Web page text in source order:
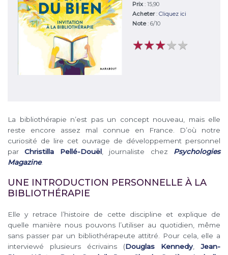
Prix: 15,90
Acheter:Cliquez ici
Note:6/10
★★★★★
★★★★★
La bibliothérapie n’est pas un concept nouveau, mais elle
reste encore assez mal connue en France. D’où notre
curiosité de lire cet ouvrage de développement personnel
parChristilla Pellé-Douël, journaliste chez Psychologies
Magazine.
UNE INTRODUCTION PERSONNELLE À LA
BIBLIOTHÉRAPIE
Elle y retrace l’histoire de cette discipline et explique de
quelle manière nous pouvons l’utiliser au quotidien, même
sans passer par un bibliothérapeute attitré. Pour cela, elle a
interviewé plusieurs écrivains (Douglas Kennedy, Jean-